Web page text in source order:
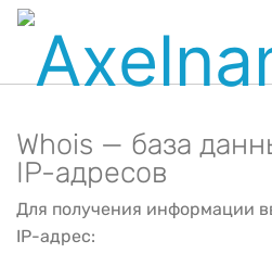
Whois — база
IP-адресов
Для получения информации
IP-адрес: